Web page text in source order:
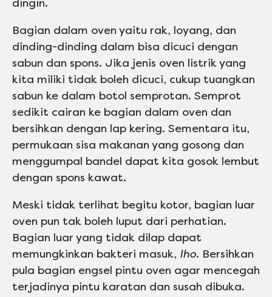
dingin.
Bagian dalam oven yaitu rak, loyang, dan
dinding-dinding dalam bisa dicuci dengan
sabun dan spons. Jika jenis oven listrik yang
kita miliki tidak boleh dicuci, cukup tuangkan
sabun ke dalam botol semprotan. Semprot
sedikit cairan ke bagian dalam oven dan
bersihkan dengan lap kering. Sementara itu,
permukaan sisa makanan yang gosong dan
menggumpal bandel dapat kita gosok lembut
dengan spons kawat.
Meski tidak terlihat begitu kotor, bagian luar
oven pun tak boleh luput dari perhatian.
Bagian luar yang tidak dilap dapat
memungkinkan bakteri masuk, lho. Bersihkan
pula bagian engsel pintu oven agar mencegah
terjadinya pintu karatan dan susah dibuka.